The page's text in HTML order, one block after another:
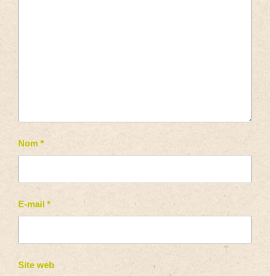
Nom *
E-mail *
Site web